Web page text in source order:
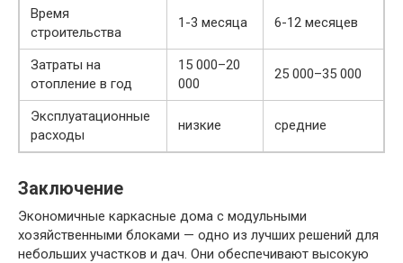
Время
строительства
1-3 месяца 6-12 месяцев
Затраты на
отопление в год
15 000–20
000
25 000–35 000
Эксплуатационные
расходы
низкие средние
Заключение
Экономичные каркасные дома с модульными
хозяйственными блоками — одно из лучших решений для
небольших участков и дач. Они обеспечивают высокую